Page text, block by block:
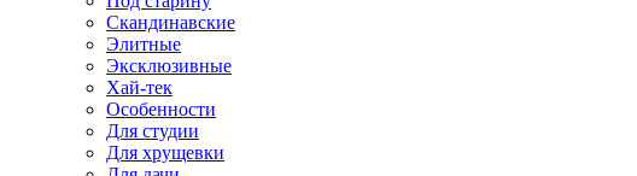
Скандинавские
Элитные
Эксклюзивные
Хай-тек
Особенности
Для студии
Для хрущевки